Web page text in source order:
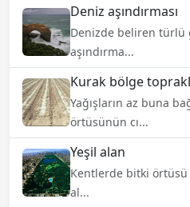
Deniz aşındırması
Denizde beliren türlü
aşındırma...
Kurak bölge
Yağışların az buna
örtüsünün cı...
Yeşil alan
Kentlerde bitki örtüsü
al...